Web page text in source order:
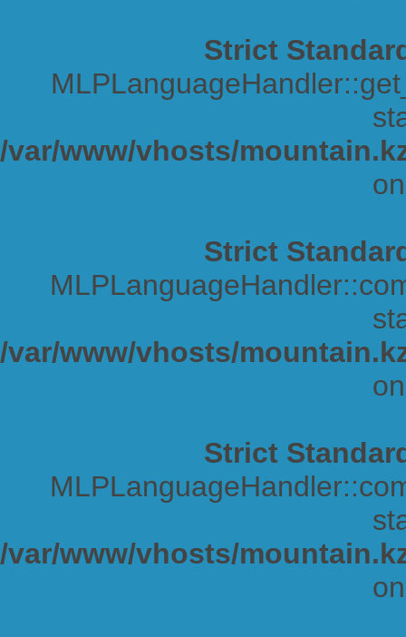
Strict
/var/www/vhosts/
Strict
/var/www/vhosts/
Strict
/var/www/vhosts/